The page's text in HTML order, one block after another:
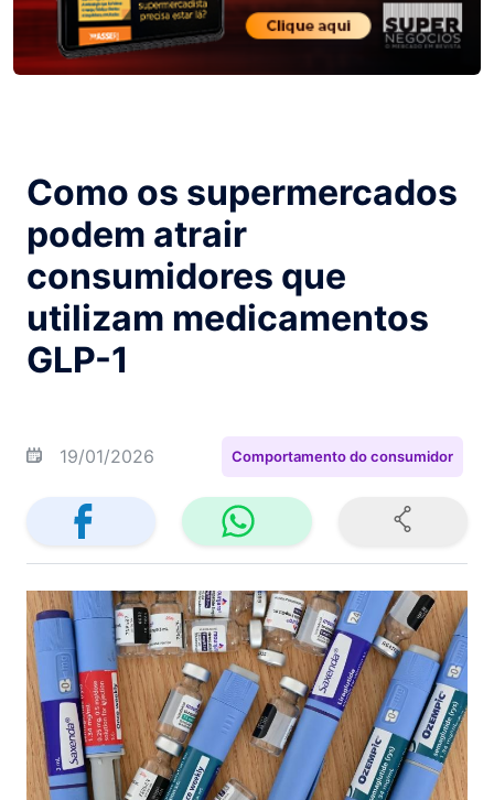
Como os supermercados
podem atrair
consumidores que
utilizam medicamentos
GLP-1
19/01/2026 Comportamento do consumidor